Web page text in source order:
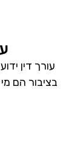
עורך דין
בציבור הם